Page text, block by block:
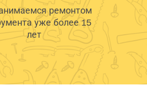
ремонтом
уже более 15
лет